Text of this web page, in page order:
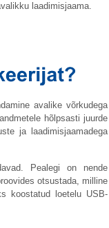
laadimisjaama.
avalike võrkudega
hõlpsasti juurde
ja laadimisjaamadega
Pealegi on nende
otsustada, milline
koostatud loetelu USB-